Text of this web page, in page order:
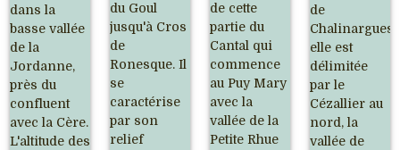
dans la
basse vallée
de la
Jordanne,
près du
confluent
avec la Cère.
L'altitude des
du Goul
jusqu'à Cros
de
Ronesque. Il
se
caractérise
par son
relief
de cette
partie du
Cantal qui
commence
au Puy Mary
avec la
vallée de la
Petite Rhue
de
Chalinargues,
elle est
délimitée
par le
Cézallier au
nord, la
vallée de